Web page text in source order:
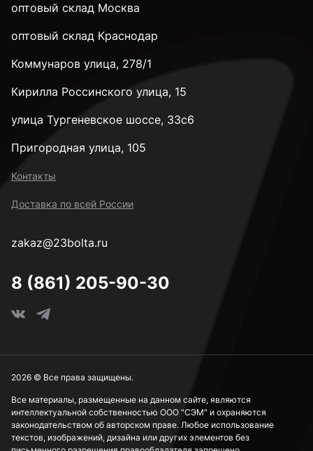
оптовый склад Москва
оптовый склад Краснодар
Коммунаров улица, 278/1
Кирилла Россинского улица, 15
улица Тургеневское шоссе, 33с6
Пригородная улица, 105
Контакты
Доставка по всей России
zakaz@23bolta.ru
8 (861) 205-90-30
Все материалы, размещенные на данном сайте, являются
интеллектуальной собственностью ООО "СЭМ" и охраняются
законодательством об авторском праве. Любое использование
текстов, изображений, дизайна или других элементов без
2026 © Все права защищены.